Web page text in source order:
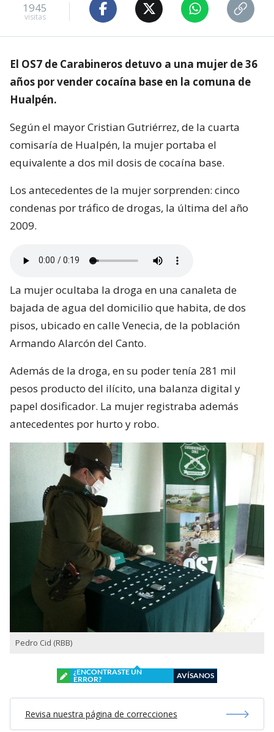
1945
visitas
El OS7 de Carabineros detuvo a una mujer de 36
años por vender cocaína base en la comuna de
Hualpén.
Según el mayor Cristian Gutriérrez, de la cuarta
comisaría de Hualpén, la mujer portaba el
equivalente a dos mil dosis de cocaína base.
Los antecedentes de la mujer sorprenden: cinco
condenas por tráfico de drogas, la última del año
2009.
La mujer ocultaba la droga en una canaleta de
bajada de agua del domicilio que habita, de dos
pisos, ubicado en calle Venecia, de la población
Armando Alarcón del Canto.
Además de la droga, en su poder tenía 281 mil
pesos producto del ilícito, una balanza digital y
papel dosificador. La mujer registraba además
antecedentes por hurto y robo.
Pedro Cid (RBB)
¿ENCONTRASTE UN
ERROR?
AVÍSANOS
Revisa nuestra página de correcciones